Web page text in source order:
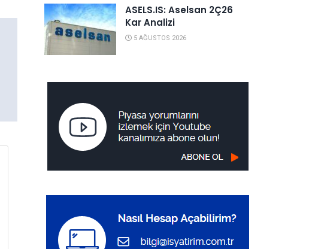
ASELS.IS: Aselsan 2Ç26
Kar Analizi
5 AĞUSTOS 2026